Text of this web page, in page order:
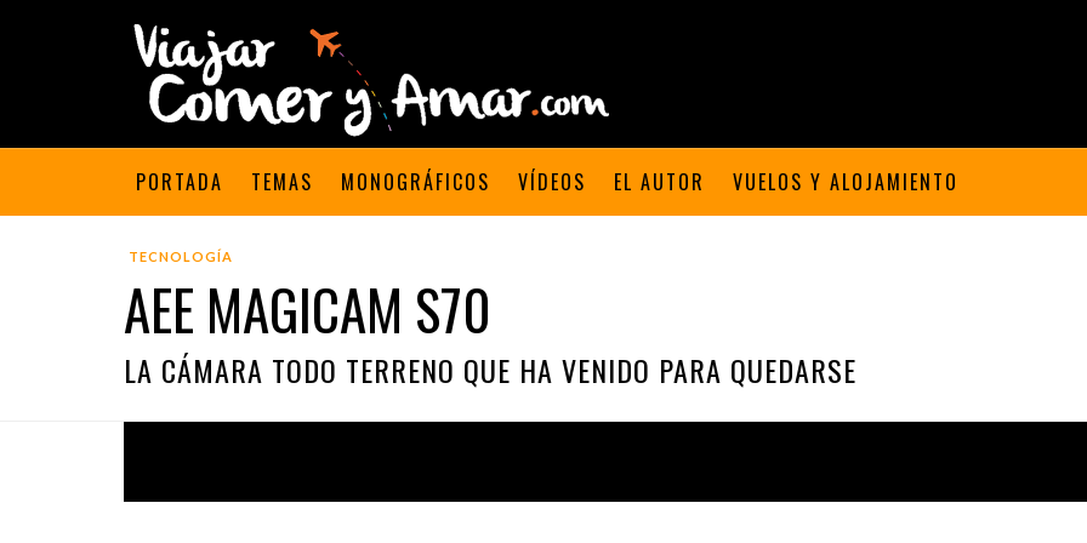
PORTADA TEMAS MONOGRÁFICOS VÍDEOS EL AUTOR VUELOS Y ALOJAMIENTO
TECNOLOGÍA
AEE MAGICAM S70
LA CÁMARA TODO TERRENO QUE HA VENIDO PARA QUEDARSE